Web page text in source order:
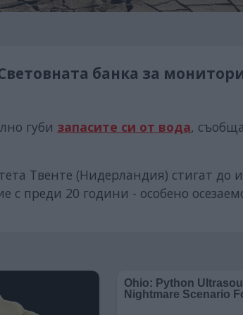
банка за
губи запасите си от вода,
Твенте (Нидерландия) стигат до
с преди 20 години - особено